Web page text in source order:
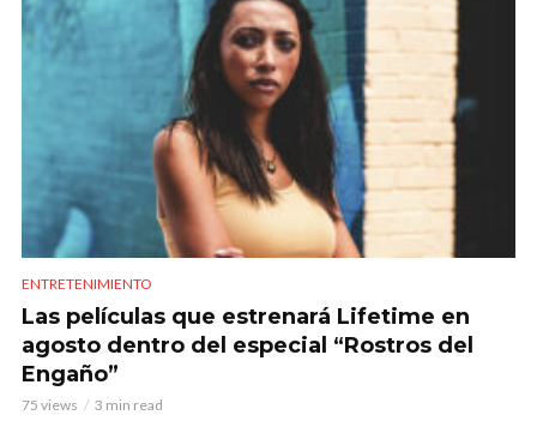
ENTRETENIMIENTO
Las películas que estrenará Lifetime en
agosto dentro del especial “Rostros del
Engaño”
75 views 3 min read